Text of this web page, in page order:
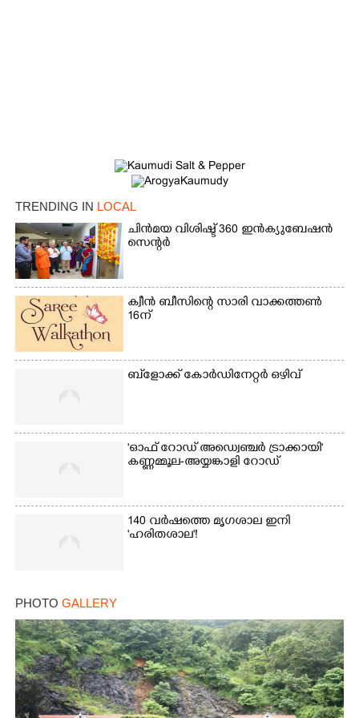
TRENDING IN LOCAL
ചിൻമയ വിശിഷ്ട് 360 ഇൻക്യുബേഷൻ
സെന്റർ
ക്വീൻ ബീസിന്റെ സാരി വാക്കത്തൺ
16ന്
ബ്‌ളോക്ക് കോർഡിനേറ്റർ ഒഴിവ്
'ഓഫ് റോഡ് അഡ്വെഞ്ചർ ട്രാക്കായി'
കണ്ണമ്മൂല-അയ്യങ്കാളി റോഡ്
140 വർഷത്തെ മൃഗശാല ഇനി
'ഹരിതശാല'!
PHOTO GALLERY